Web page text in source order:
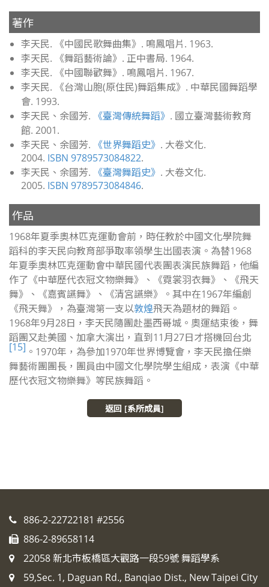
著作
李天民. 《中國民歌舞曲集》. 鳴鳳唱片. 1963.
李天民. 《舞蹈藝術論》. 正中書局. 1964.
李天民. 《中國聯歡舞》. 鳴鳳唱片. 1967.
李天民. 《台灣山胞(原住民)舞蹈集成》. 中華民國舞蹈學
會. 1993.
李天民、余國芳. 《臺灣傳統舞蹈》 . 國立臺灣藝術教育
館. 2001.
李天民、余國芳. 《世界舞蹈史》 . 大卷文化.
2004. ISBN 9789573084822.
李天民、余國芳. 《臺灣舞蹈史》 . 大卷文化.
2005. ISBN 9789573084846.
作品
1968年夏季奧林匹克運動會前，時任教於中國文化學院舞
蹈科的李天民向教育部爭取率領學生出國表演 。為替1968
年夏季奧林匹克運動會中華民國代表團表演民族舞蹈，他編
作了《中華歷代衣冠文物樂舞》、《霓裳羽衣舞》、《飛天
舞》、《嘉賓讌舞》、《清宮讌樂》。其中在1967年編創
《飛天舞》，為臺灣第一支以敦煌飛天為題材的舞蹈 。
1968年9月28日，李天民隨團赴墨西哥城 。奧運結束後，舞
蹈團又赴美國、加拿大演出，直到11月27日才搭機回台北
[15] 。1970年，為參加1970年世界博覽會，李天民擔任樂
舞藝術團團長，團員由中國文化學院學生組成，表演《中華
歷代衣冠文物樂舞》等民族舞蹈 。
返回 [系所成員]
886-2-22722181 #2556
886-2-89658114
22058 新北市板橋區大觀路一段59號 舞蹈學系
59,Sec. 1, Daguan Rd., Banqiao Dist., New Taipei City